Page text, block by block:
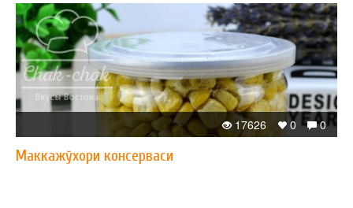
0
0
17626
Маккажўхори консерваси